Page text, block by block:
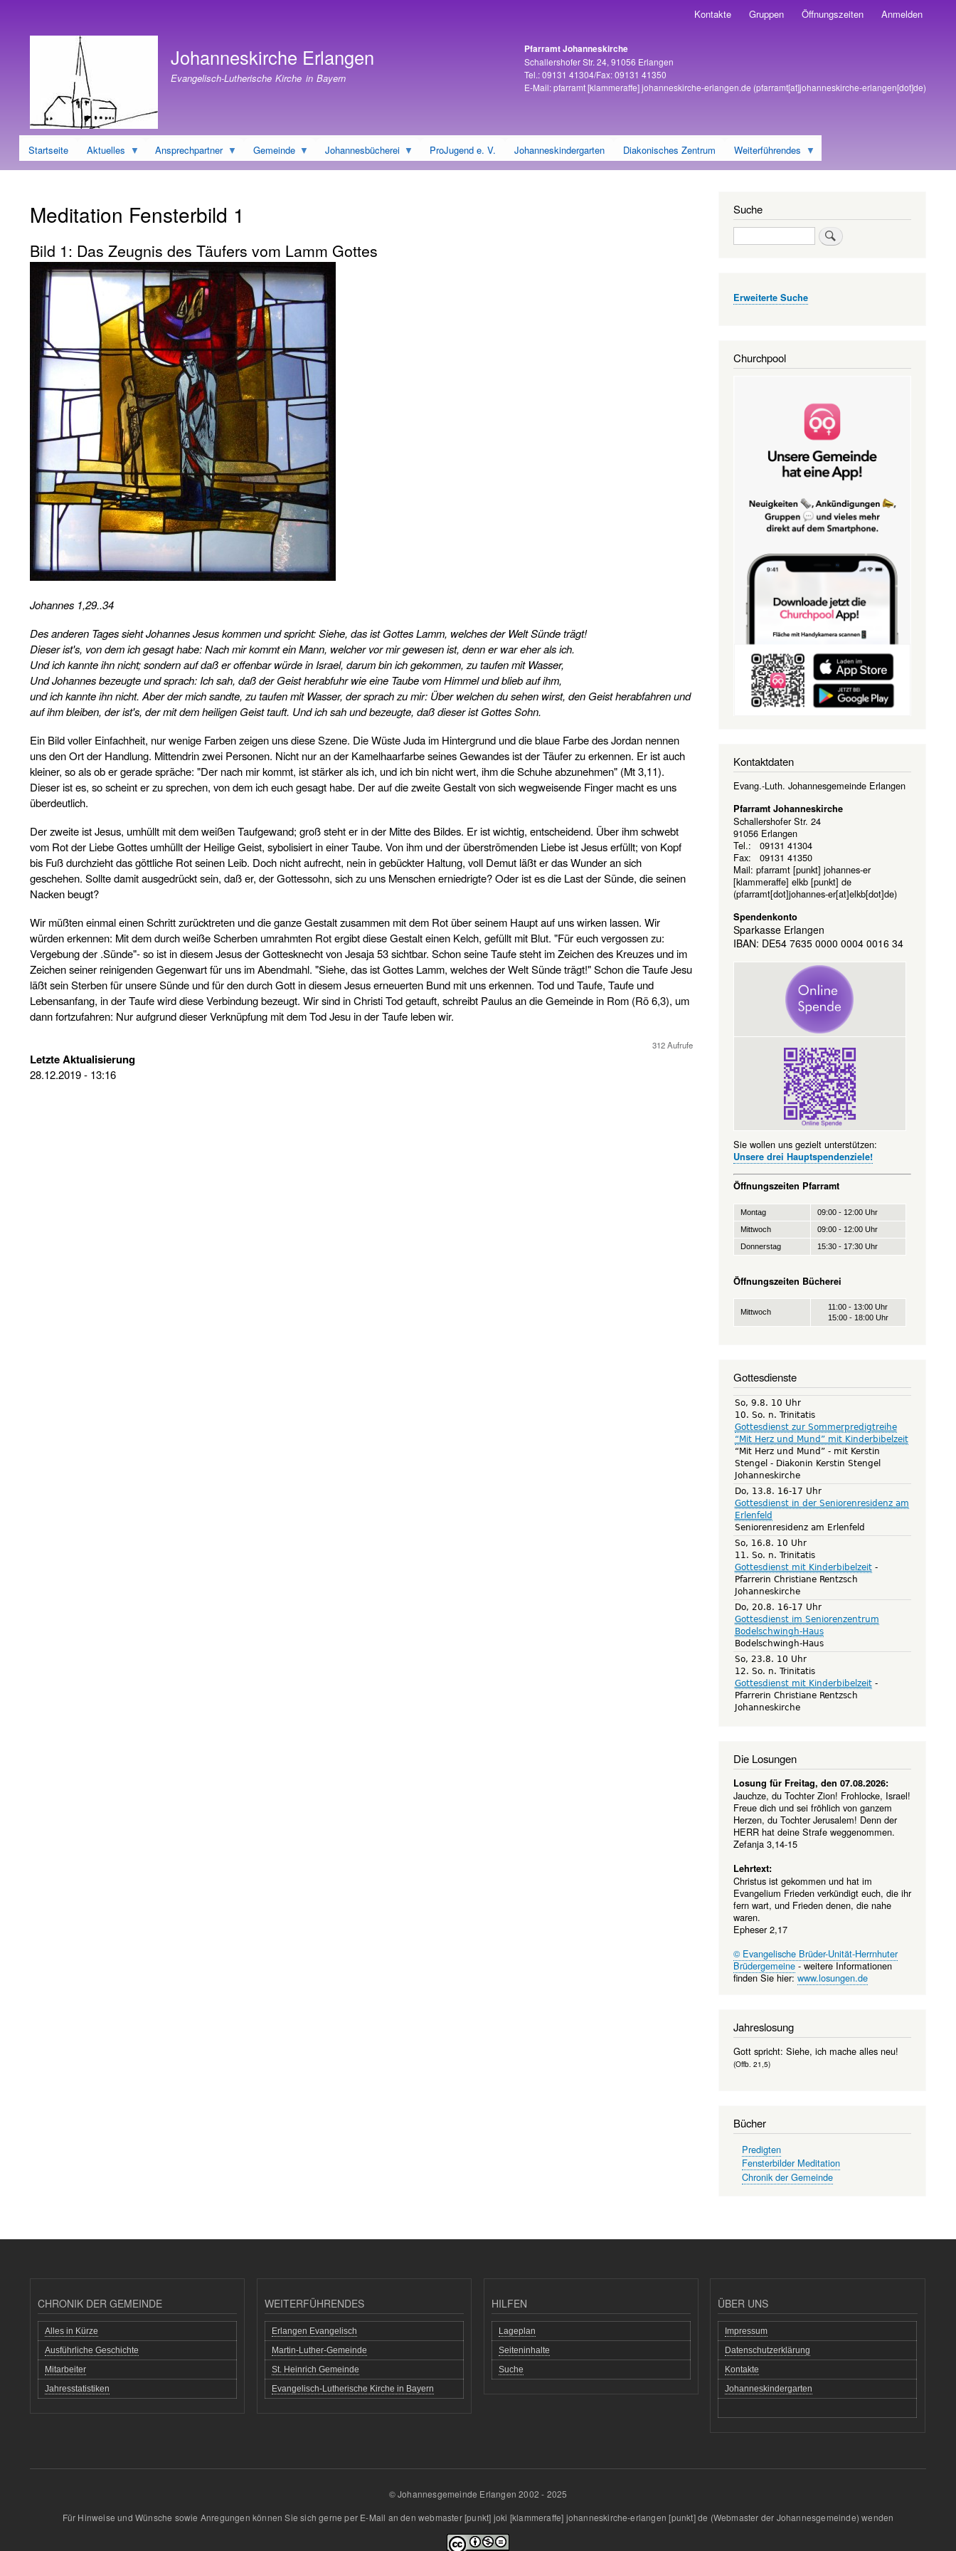
Kontakte Gruppen Öffnungszeiten Anmelden
Adresse
Pfarramt Johanneskirche
Schallershofer Str. 24, 91056 Erlangen
Tel.: 09131 41304/Fax: 09131 41350
E-Mail:pfarramt[klammeraffe]johanneskirche-erlangen.de (pfarramt[at]johanneskirche-erlangen[dot]de)
Johanneskirche Erlangen
Evangelisch-Lutherische Kirche in Bayern
Startseite Aktuelles Ansprechpartner Gemeinde Johannesbücherei ProJugend e. V. Johanneskindergarten Diakonisches Zentrum Weiterführendes
Meditation Fensterbild 1
Bild 1: Das Zeugnis des Täufers vom Lamm Gottes
Johannes 1,29..34
Des anderen Tages sieht Johannes Jesus kommen und spricht: Siehe, das ist Gottes Lamm, welches der Welt Sünde trägt!
Dieser ist's, von dem ich gesagt habe: Nach mir kommt ein Mann, welcher vor mir gewesen ist, denn er war eher als ich.
Und ich kannte ihn nicht; sondern auf daß er offenbar würde in Israel, darum bin ich gekommen, zu taufen mit Wasser,
Und Johannes bezeugte und sprach: Ich sah, daß der Geist herabfuhr wie eine Taube vom Himmel und blieb auf ihm,
und ich kannte ihn nicht. Aber der mich sandte, zu taufen mit Wasser, der sprach zu mir: Über welchen du sehen wirst, den Geist herabfahren und
auf ihm bleiben, der ist's, der mit dem heiligen Geist tauft. Und ich sah und bezeugte, daß dieser ist Gottes Sohn.
Ein Bild voller Einfachheit, nur wenige Farben zeigen uns diese Szene. Die Wüste Juda im Hintergrund und die blaue Farbe des Jordan nennen
uns den Ort der Handlung. Mittendrin zwei Personen. Nicht nur an der Kamelhaarfarbe seines Gewandes ist der Täufer zu erkennen. Er ist auch
kleiner, so als ob er gerade spräche: "Der nach mir kommt, ist stärker als ich, und ich bin nicht wert, ihm die Schuhe abzunehmen" (Mt 3,11).
Dieser ist es, so scheint er zu sprechen, von dem ich euch gesagt habe. Der auf die zweite Gestalt von sich wegweisende Finger macht es uns
überdeutlich.
Der zweite ist Jesus, umhüllt mit dem weißen Taufgewand; groß steht er in der Mitte des Bildes. Er ist wichtig, entscheidend. Über ihm schwebt
vom Rot der Liebe Gottes umhüllt der Heilige Geist, sybolisiert in einer Taube. Von ihm und der überströmenden Liebe ist Jesus erfüllt; von Kopf
bis Fuß durchzieht das göttliche Rot seinen Leib. Doch nicht aufrecht, nein in gebückter Haltung, voll Demut läßt er das Wunder an sich
geschehen. Sollte damit ausgedrückt sein, daß er, der Gottessohn, sich zu uns Menschen erniedrigte? Oder ist es die Last der Sünde, die seinen
Nacken beugt?
Wir müßten einmal einen Schritt zurücktreten und die ganze Gestalt zusammen mit dem Rot über seinem Haupt auf uns wirken lassen. Wir
würden erkennen: Mit dem durch weiße Scherben umrahmten Rot ergibt diese Gestalt einen Kelch, gefüllt mit Blut. "Für euch vergossen zu:
Vergebung der .Sünde"- so ist in diesem Jesus der Gottesknecht von Jesaja 53 sichtbar. Schon seine Taufe steht im Zeichen des Kreuzes und im
Zeichen seiner reinigenden Gegenwart für uns im Abendmahl. "Siehe, das ist Gottes Lamm, welches der Welt Sünde trägt!" Schon die Taufe Jesu
läßt sein Sterben für unsere Sünde und für den durch Gott in diesem Jesus erneuerten Bund mit uns erkennen. Tod und Taufe, Taufe und
Lebensanfang, in der Taufe wird diese Verbindung bezeugt. Wir sind in Christi Tod getauft, schreibt Paulus an die Gemeinde in Rom (Rö 6,3), um
dann fortzufahren: Nur aufgrund dieser Verknüpfung mit dem Tod Jesu in der Taufe leben wir.
312 Aufrufe
Letzte Aktualisierung
28.12.2019 - 13:16
Suche
Suche
Erweiterte Suche
Churchpool
Kontaktdaten
Evang.-Luth. Johannesgemeinde Erlangen
Pfarramt Johanneskirche
Schallershofer Str. 24
91056 Erlangen
Tel.: 09131 41304
Fax: 09131 41350
Mail: pfarramt[punkt] johannes-er
[klammeraffe] elkb[punkt] de
(pfarramt[dot]johannes-er[at]elkb[dot]de)
Spendenkonto
Sparkasse Erlangen
IBAN: DE54 7635 0000 0004 0016 34
Sie wollen uns gezielt unterstützen:
Unsere drei Hauptspendenziele!
Öffnungszeiten Pfarramt
Montag
09:00 - 12:00 Uhr
Mittwoch
09:00 - 12:00 Uhr
Donnerstag
15:30 - 17:30 Uhr
Öffnungszeiten Bücherei
Mittwoch
11:00 - 13:00 Uhr
15:00 - 18:00 Uhr
Gottesdienste
So, 9.8. 10 Uhr
10. So. n. Trinitatis
Gottesdienst zur Sommerpredigtreihe
“Mit Herz und Mund” mit Kinderbibelzeit
“Mit Herz und Mund” - mit Kerstin
Stengel
Diakonin Kerstin Stengel
Johanneskirche
Do, 13.8. 16-17 Uhr
Gottesdienst in der Seniorenresidenz am
Erlenfeld
Seniorenresidenz am Erlenfeld
So, 16.8. 10 Uhr
11. So. n. Trinitatis
Gottesdienst mit Kinderbibelzeit
Pfarrerin Christiane Rentzsch
Johanneskirche
Do, 20.8. 16-17 Uhr
Gottesdienst im Seniorenzentrum
Bodelschwingh-Haus
Bodelschwingh-Haus
So, 23.8. 10 Uhr
12. So. n. Trinitatis
Gottesdienst mit Kinderbibelzeit
Pfarrerin Christiane Rentzsch
Johanneskirche
Die Losungen
Losung für Freitag, den 07.08.2026:
Jauchze, du Tochter Zion! Frohlocke, Israel!
Freue dich und sei fröhlich von ganzem
Herzen, du Tochter Jerusalem! Denn der
HERR hat deine Strafe weggenommen.
Zefanja 3,14-15
Lehrtext:
Christus ist gekommen und hat im
Evangelium Frieden verkündigt euch, die ihr
fern wart, und Frieden denen, die nahe
waren.
Epheser 2,17
© Evangelische Brüder-Unität-Herrnhuter
Brüdergemeine- weitere Informationen
finden Sie hier:www.losungen.de
Jahreslosung
Gott spricht: Siehe, ich mache alles neu!
(Offb. 21,5)
Bücher
Predigten
Fensterbilder Meditation
Chronik der Gemeinde
CHRONIK DER GEMEINDE
Alles in Kürze
Ausführliche Geschichte
Mitarbeiter
Jahresstatistiken
WEITERFÜHRENDES
Erlangen Evangelisch
Martin-Luther-Gemeinde
St. Heinrich Gemeinde
Evangelisch-Lutherische Kirche in Bayern
HILFEN
Lageplan
Seiteninhalte
Suche
ÜBER UNS
Impressum
Datenschutzerklärung
Kontakte
Johanneskindergarten
© Johannesgemeinde Erlangen 2002 - 2025
Für Hinweise und Wünsche sowie Anregungen können Sie sich gerne per E-Mail an denwebmaster[punkt] joki [klammeraffe] johanneskirche-erlangen [punkt]de (Webmaster der Johannesgemeinde) wenden